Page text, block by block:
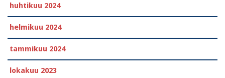
huhtikuu 2024
helmikuu 2024
tammikuu 2024
lokakuu 2023